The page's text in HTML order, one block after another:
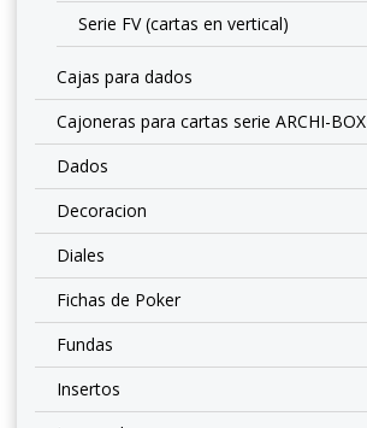
Serie FV (cartas en vertical)
Cajas para dados
Cajoneras para cartas serie ARCHI-BOX
Dados
Decoracion
Diales
Fichas de Poker
Fundas
Insertos